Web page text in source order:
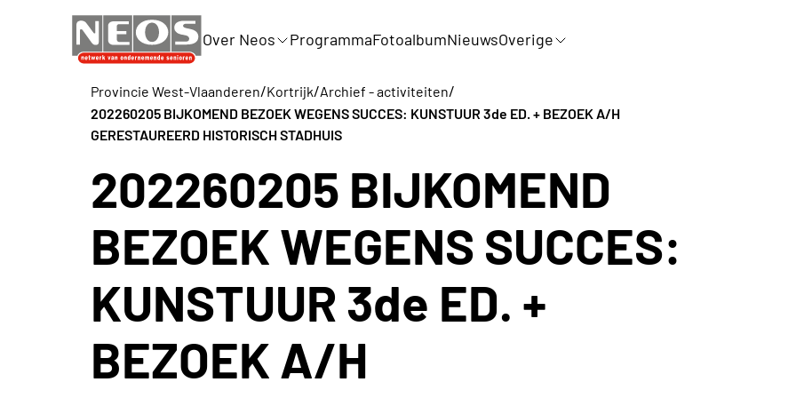
Over Neos ProgrammaFotoalbumNieuwsOverige
Provincie West-Vlaanderen/Kortrijk/Archief - activiteiten/
202260205 BIJKOMEND BEZOEK WEGENS SUCCES: KUNSTUUR 3de ED. + BEZOEK A/H
GERESTAUREERD HISTORISCH STADHUIS
202260205 BIJKOMEND
BEZOEK WEGENS SUCCES:
KUNSTUUR 3de ED. +
BEZOEK A/H